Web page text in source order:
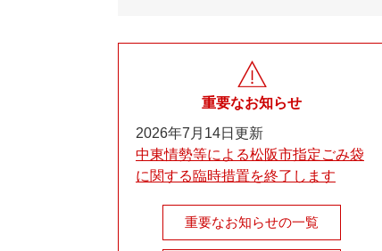
重要なお知らせ
2026年7月14日更新
中東情勢等による松阪市指定ごみ袋
に関する臨時措置を終了します
重要なお知らせの一覧